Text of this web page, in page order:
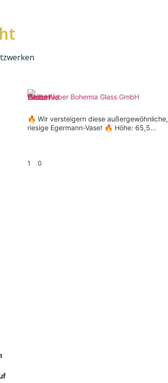
Weber Bohemia Glass GmbH
🔥 Wir versteigern diese außergewöhnliche,
riesige Egermann-Vase! 🔥 Höhe: 65,5...
1 0